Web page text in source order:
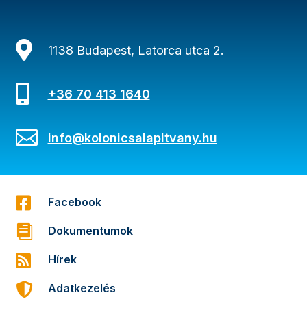
 1138 Budapest, Latorca utca 2.
 +36 70 413 1640
 info@kolonicsalapitvany.hu
 Facebook
 Dokumentumok
 Hírek
 Adatkezelés